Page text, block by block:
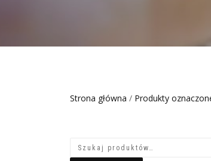
Strona główna / Produkty